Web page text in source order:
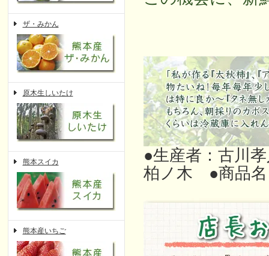
ザ・みかん
原木生しいたけ
熊本スイカ
熊本産いちご
●生産者：古川
柏ノ木 ●商品名